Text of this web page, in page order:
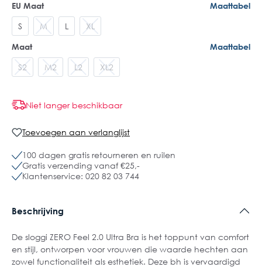
EU Maat Maattabel
S M L XL
Maat Maattabel
S2 M2 L2 XL2
Niet langer beschikbaar
Toevoegen aan verlanglijst
100 dagen gratis retourneren en ruilen
Gratis verzending vanaf €25,-
Klantenservice: 020 82 03 744
Beschrijving
De sloggi ZERO Feel 2.0 Ultra Bra is het toppunt van comfort
en stijl, ontworpen voor vrouwen die waarde hechten aan
zowel functionaliteit als esthetiek. Deze bh is vervaardigd